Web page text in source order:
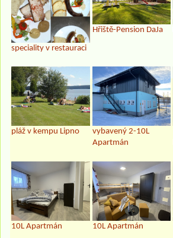
speciality v restauraci
Hřiště-Pension DaJa
pláž v kempu Lipno
vybavený 2-10L
Apartmán
10L Apartmán 10L Apartmán